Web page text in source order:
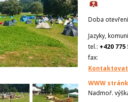
Doba
Jazyky,
tel.: +420 775
fax:
WWW
Nadmoř.